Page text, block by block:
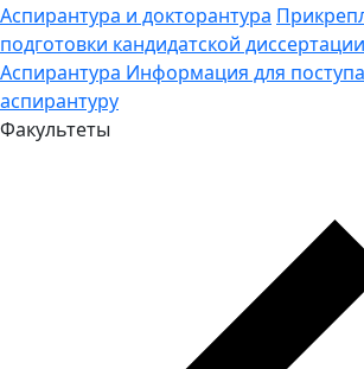
Аспирантура и докторантура
подготовки кандидатской диссертации
Аспирантура Информация для
аспирантуру
Факультеты